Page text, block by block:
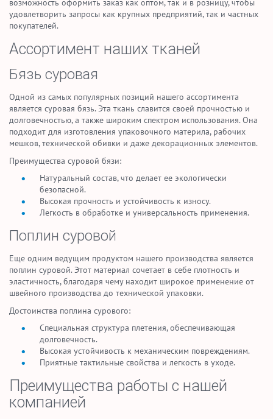
возможность оформить заказ как оптом, так и в розницу, чтобы
удовлетворить запросы как крупных предприятий, так и частных
покупателей.
Ассортимент наших тканей
Бязь суровая
Одной из самых популярных позиций нашего ассортимента
является суровая бязь. Эта ткань славится своей прочностью и
долговечностью, а также широким спектром использования. Она
подходит для изготовления упаковочного материла, рабочих
мешков, технической обивки и даже декорационных элементов.
Преимущества суровой бязи:
Натуральный состав, что делает ее экологически
безопасной.
Высокая прочность и устойчивость к износу.
Легкость в обработке и универсальность применения.
Поплин суровой
Еще одним ведущим продуктом нашего производства является
поплин суровой. Этот материал сочетает в себе плотность и
эластичность, благодаря чему находит широкое применение от
швейного производства до технической упаковки.
Достоинства поплина сурового:
Специальная структура плетения, обеспечивающая
долговечность.
Высокая устойчивость к механическим повреждениям.
Приятные тактильные свойства и легкость в уходе.
Преимущества работы с нашей
компанией